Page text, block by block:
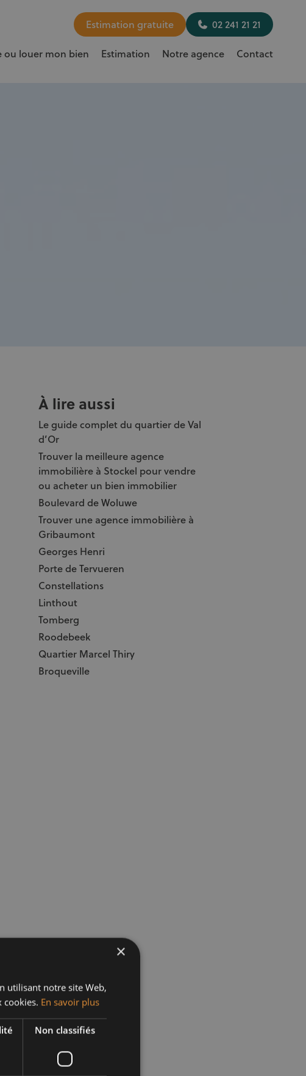
ou louer mon bien Estimation Notre agence Contact
Estimation gratuite 02 241 21 21
À lire aussi
Le guide complet du quartier de Val
d’Or
Trouver la meilleure agence
immobilière à Stockel pour vendre
ou acheter un bien immobilier
Boulevard de Woluwe
Trouver une agence immobilière à
Gribaumont
Georges Henri
Porte de Tervueren
Constellations
Linthout
Tomberg
Roodebeek
Quartier Marcel Thiry
Broqueville
×
utilisant notre site Web,
cookies. En savoir plus
Non classifiés